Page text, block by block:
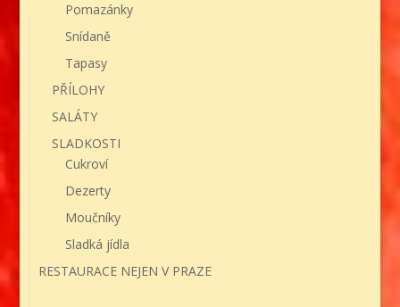
Pomazánky
Snídaně
Tapasy
PŘÍLOHY
SALÁTY
SLADKOSTI
Cukroví
Dezerty
Moučníky
Sladká jídla
RESTAURACE NEJEN V PRAZE